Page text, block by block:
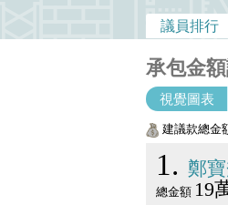
議員排行
承包金
視覺圖表
建議款總金
1 鄭
總金額 19